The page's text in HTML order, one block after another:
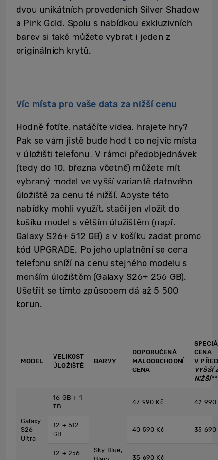
dvou unikátních provedeních Silver Shadow
a Pink Gold. Spolu s nabídkou exkluzivních
barev si také můžete vybrat i jeden z
originálních krytů.
Víc místa pro vaše data za nižší cenu
Hodně fotíte, natáčíte videa, hrajete hry?
Pak se vám jistě bude hodit co nejvíc místa
v úložišti telefonu. V rámci předobjednávek
(tedy do 10. března včetně) můžete mít
vybraný model ve vyšší variantě datového
úložiště za cenu té nižší. Abyste této
nabídky mohli využít, stačí jen vložit do
košíku model s větším úložištěm (např.
Galaxy S26+ 512 GB) a v košíku zadat promo
kód UPGRADE. Po jeho uplatnění se cena
telefonu sníží na cenu stejného modelu s
menším úložištěm (Galaxy S26+ 256 GB).
Ušetřit se tímto způsobem dá až 5 500
korun.
MODEL
VELIKOST
ÚLOŽIŠTĚ
BARVY
DOPORUČENÁ
MALOOBCHODNÍ
CENA
CENA
V
VYŠŠÍ
NIŽŠÍ**
Galaxy
S26
Ultra
16 GB + 1
TB
Sky Blue,
47 990 Kč 42 990
12 + 512
GB
40 590 Kč 35 690
12 + 256
35 690 Kč –